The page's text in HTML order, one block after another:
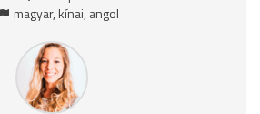
magyar, kínai, angol